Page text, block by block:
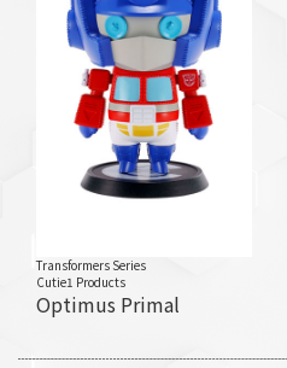
Transformers Series
Cutie1 Products
Optimus Primal